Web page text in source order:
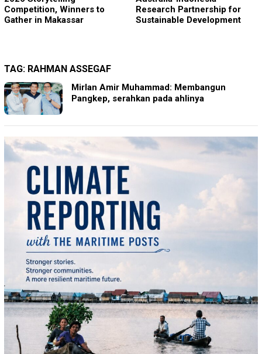
Competition, Winners to
Gather in Makassar
Research Partnership for
Sustainable Development
TAG: RAHMAN ASSEGAF
Mirlan Amir Muhammad: Membangun
Pangkep, serahkan pada ahlinya